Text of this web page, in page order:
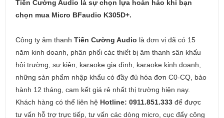
Tiến Cường Audio là sự chọn lựa hoàn hảo khi bạn
chọn mua Micro BFaudio K305D+.
Công ty âm thanh Tiến Cường Audio là đơn vị đã có 15
năm kinh doanh, phân phối các thiết bị âm thanh sân khấu
hội trường, sự kiện, karaoke gia đình, karaoke kinh doanh,
những sản phẩm nhập khẩu có đầy đủ hóa đơn C0-CQ, bảo
hành 12 tháng, cam kết giá rẻ nhất thị trường hiện nay.
Khách hàng có thể liên hệ Hotline: 0911.851.333 để được
tư vấn hỗ trợ trực tiếp, tư vấn các dòng micro, cục đẩy công